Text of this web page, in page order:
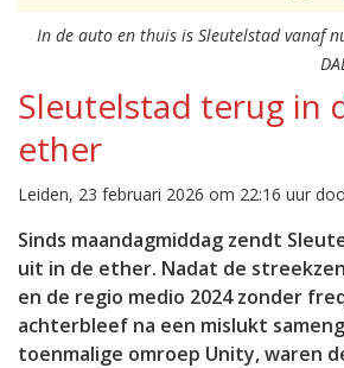
In de auto en thuis is Sleutelstad vanaf
Sleutelstad terug in
ether
Leiden, 23 februari 2026 om 22:16 uur
Sinds maandagmiddag zendt
uit in de ether. Nadat de
en de regio medio 2024 zonder
achterbleef na een mislukt
toenmalige omroep Unity, waren